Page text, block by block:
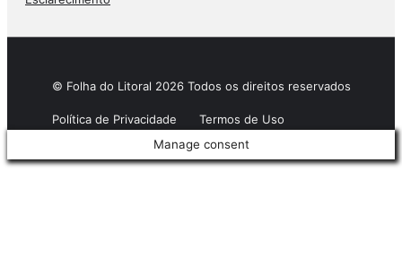
© Folha do Litoral 2026 Todos os direitos reservados
Política de Privacidade
Termos de Uso
Manage consent